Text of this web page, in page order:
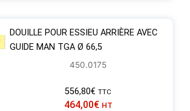
DOUILLE POUR ESSIEU ARRIÈRE AVEC
GUIDE MAN TGA Ø 66,5
450.0175
556,80€ TTC
464,00€ HT